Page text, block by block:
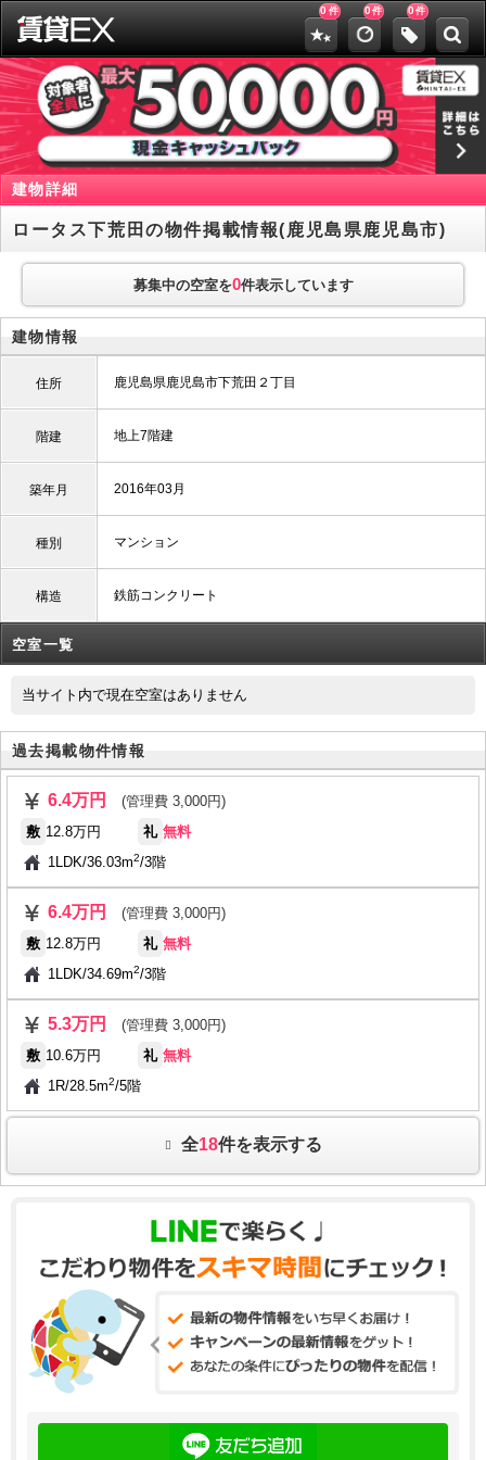
0 件 0件 0件
建物詳細
ロータス下荒田の物件掲載情報(鹿児島県鹿児島市)
募集中の空室を0件表示しています
建物情報
住所 鹿児島県鹿児島市下荒田２丁目
階建 地上7階建
築年月 2016年03月
種別 マンション
構造 鉄筋コンクリート
空室一覧
当サイト内で現在空室はありません
過去掲載物件情報
6.4万円
(管理費 3,000円)
敷 12.8万円 礼 無料
1LDK/36.03m2/3階
6.4万円
(管理費 3,000円)
敷 12.8万円 礼 無料
1LDK/34.69m2/3階
5.3万円
(管理費 3,000円)
敷 10.6万円 礼 無料
1R/28.5m2/5階
全18件を表示する